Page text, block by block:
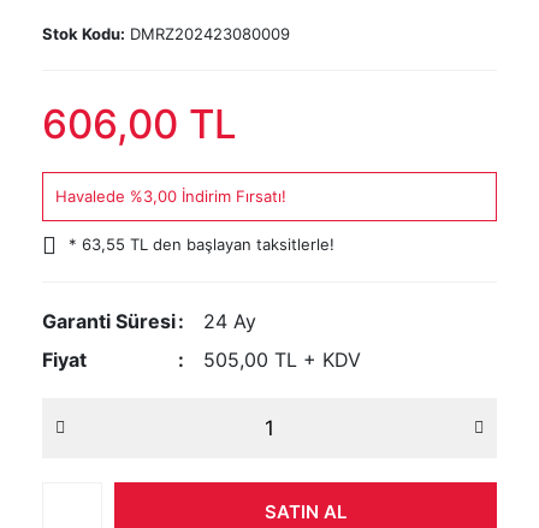
Stok Kodu: DMRZ202423080009
606,00 TL
Havalede %3,00 İndirim Fırsatı!
* 63,55 TL den başlayan taksitlerle!
Garanti Süresi
24 Ay
Fiyat
505,00 TL + KDV
SATIN AL